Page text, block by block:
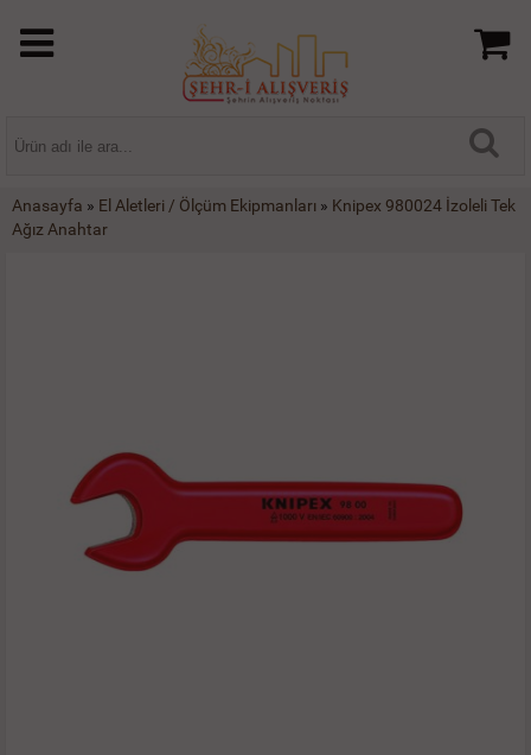
Anasayfa » El Aletleri / Ölçüm Ekipmanları » Knipex 980024 İzoleli Tek
Ağız Anahtar